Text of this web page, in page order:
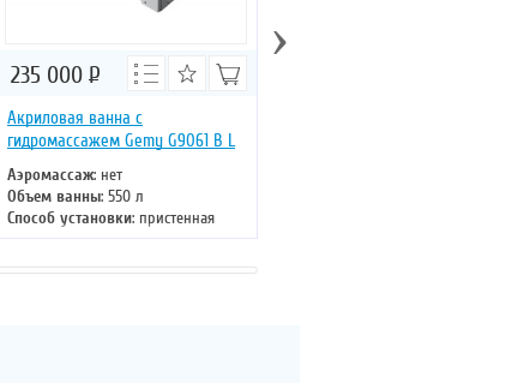
Акриловая ванна с
гидромассажем Gemy G9061 B L
Аэромассаж: нет
Объем ванны: 550 л
Способ установки: пристенная
Хромотерапия: есть
235 000 Р
›